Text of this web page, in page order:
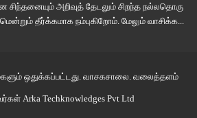
முடியும்.” என்று கூறினார்.
சிந்தனையும் அறிவுத் தேடலும் சிறந்த நல்லதொரு
தீர்க்கமாக நம்புகிறோம். மேலும் வாசிக்க...
ஒதுக்கப்பட்டது. வாசகசாலை. வலைத்தளம்
Arka Techknowledges Pvt Ltd